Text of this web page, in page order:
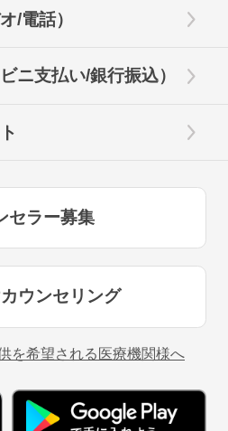
/電話）
ニ支払い/銀行振込）
セラー募集
ウンセリング
を希望される医療機関様へ